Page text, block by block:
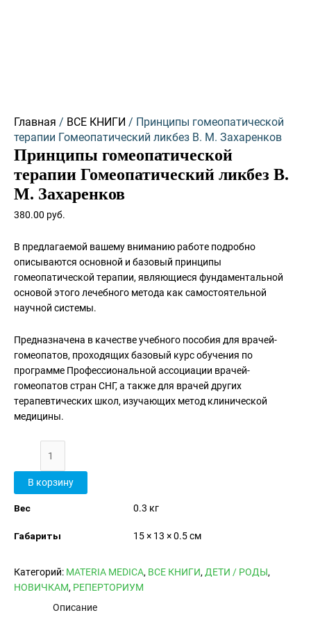
Главная / ВСЕ КНИГИ / Принципы гомеопатической
терапии Гомеопатический ликбез В. М. Захаренков
Принципы гомеопатической
терапии Гомеопатический ликбез В.
М. Захаренков
380.00 руб.
В предлагаемой вашему вниманию работе подробно
описываются основной и базовый принципы
гомеопатической терапии, являющиеся фундаментальной
основой этого лечебного метода как самостоятельной
научной системы.
Предназначена в качестве учебного пособия для врачей-
гомеопатов, проходящих базовый курс обучения по
программе Профессиональной ассоциации врачей-
гомеопатов стран СНГ, а также для врачей других
терапевтических школ, изучающих метод клинической
медицины.
Захаренков
В корзину
Вес 0.3 кг
Габариты 15 × 13 × 0.5 см
Категорий: MATERIA MEDICA, ВСЕ КНИГИ, ДЕТИ / РОДЫ,
НОВИЧКАМ, РЕПЕРТОРИУМ
Описание